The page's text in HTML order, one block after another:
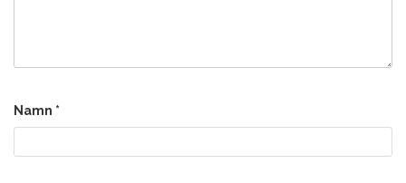
Namn *